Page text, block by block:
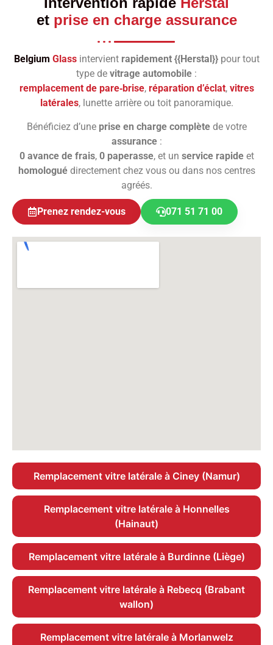
et prise en charge assurance
Belgium Glassintervient rapidement {{Herstal}}pour tout
type de vitrage automobile :
remplacement de pare‑brise, réparation d’éclat, vitres
latérales, lunette arrière ou toit panoramique.
Bénéficiez d’une prise en charge complètede votre
assurance:
0 avance de frais, 0 paperasse, et un service rapideet
homologuédirectement chez vous ou dans nos centres
agréés.
Prenez rendez-vous 071 51 71 00
Remplacement vitre latérale à Ciney (Namur)
Remplacement vitre latérale à Honnelles
(Hainaut)
Remplacement vitre latérale à Burdinne (Liège)
Remplacement vitre latérale à Rebecq (Brabant
wallon)
Remplacement vitre latérale à Morlanwelz